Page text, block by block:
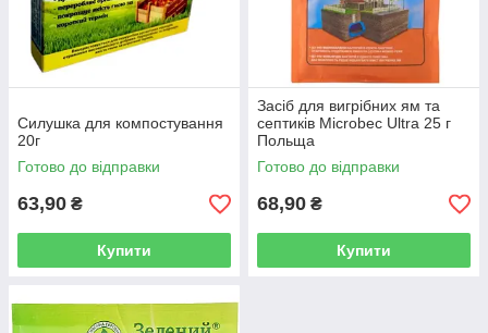
Силушка для компостування
20г
Готово до відправки
63,90 ₴
Купити
Засіб для вигрібних ям та
септиків Microbec Ultra 25 г
Польща
Готово до відправки
68,90 ₴
Купити